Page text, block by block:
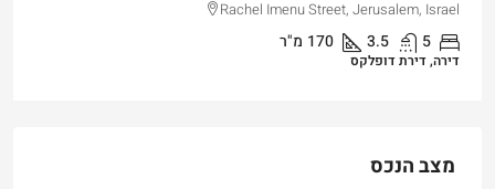
3
3
101מ"ר
דירה, דירת גן